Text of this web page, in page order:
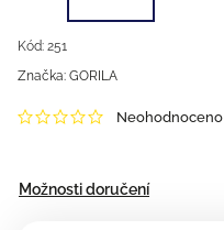
Kód: 251
Neohodnoceno
Značka: GORILA
Možnosti doručení